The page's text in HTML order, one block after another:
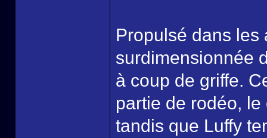
Propulsé dans les
surdimensionnée
à coup de griffe.
partie de rodéo,
tandis que Luffy